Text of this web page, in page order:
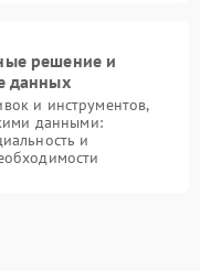
решение и
данных
и инструментов,
данными:
и